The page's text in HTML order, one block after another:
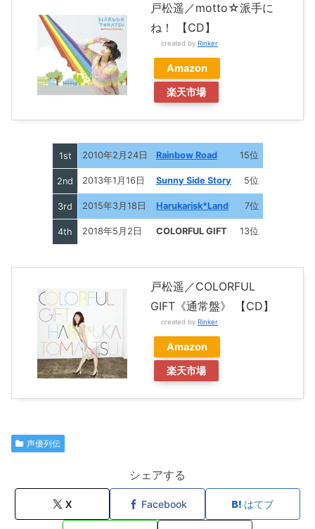
戸松遥／motto☆派手に
ね！ 【CD】
created by Rinker
Amazon
楽天市場
1st 2010年2月24日 Rainbow Road 15位
2nd 2013年1月16日 Sunny Side Story 5位
3rd 2015年3月18日 Harukarisk*Land 7位
4th 2018年5月2日 COLORFUL GIFT 13位
戸松遥／COLORFUL
GIFT《通常盤》 【CD】
created by Rinker
Amazon
楽天市場
声優列伝
シェアする
X Facebook はてブ